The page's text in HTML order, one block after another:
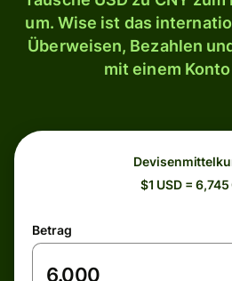
um. Wise ist das
Überweisen, Bezahlen
mit einem
$1 USD = 6,745
Betrag